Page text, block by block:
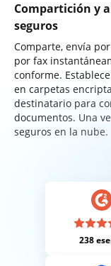
Compartición y
seguros
Comparte, envía
por fax
conforme.
en carpetas
destinatario para
documentos. Una
seguros en la nube.
238